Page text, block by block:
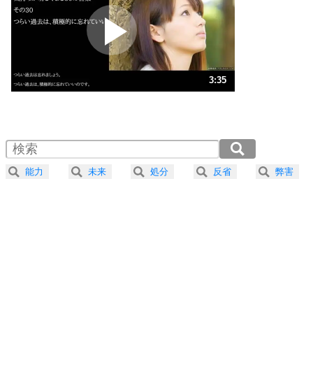
プラス思考
ポジティブになれない原因は、行動しないから。
ポジティブ思考になる30の方法
ストレス対策
人生、なんとかなるもの。
気楽に生きる30の方法
4 器の大きい人は、怒りを優しさで表現する。
プラス思考
3:35
2.0倍速 （421KB 1分47秒）
2.5倍速 （337KB 1分26秒）
3.0倍速 （281KB 1分11秒）
能力 未来 処分 反省 弊害